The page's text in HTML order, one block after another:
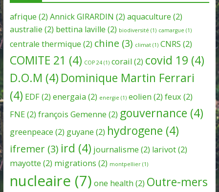
afrique (2) Annick GIRARDIN (2) aquaculture (2)
australie (2) bettina laville (2) biodiversité (1) camargue (1)
centrale thermique (2) chine (3) climat(1) CNRS (2)
COMITE 21 (4) COP 24(1) corail (2) covid 19 (4)
D.O.M (4) Dominique Martin Ferrari
(4) EDF(2) energaia (2) energie (1) eolien (2) feux (2)
FNE(2) françois Gemenne (2) gouvernance (4)
greenpeace (2) guyane (2) hydrogene (4)
ifremer(3) ird (4) journalisme (2) larivot(2)
mayotte (2) migrations (2) montpellier(1)
nucleaire (7) one health (2) Outre-mers